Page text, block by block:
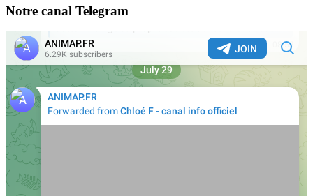
Notre canal Telegram